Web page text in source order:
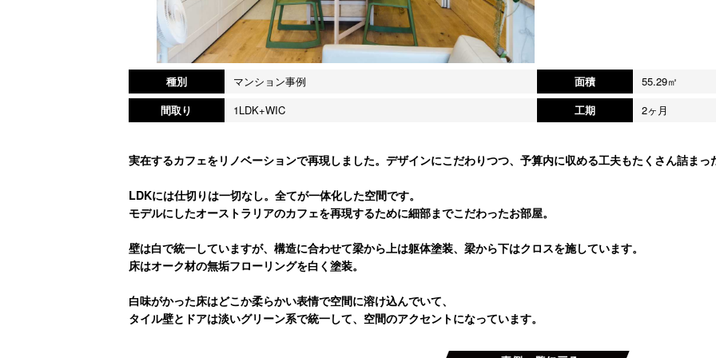
種別 マンション事例 面積
55.29㎡
間取り
1LDK+WIC 工期 2ヶ月
実在するカフェをリノベーションで再現しました。デザインにこだわりつつ、予算内に収める工夫もたくさん詰まっ
LDKには仕切りは一切なし。全てが一体化した空間です。
モデルにしたオーストラリアのカフェを再現するために細部までこだわったお部屋。
壁は白で統一していますが、構造に合わせて梁から上は躯体塗装、梁から下はクロスを施しています。
床はオーク材の無垢フローリングを白く塗装。
白味がかった床はどこか柔らかい表情で空間に溶け込んでいて、
タイル壁とドアは淡いグリーン系で統一して、空間のアクセントになっています。